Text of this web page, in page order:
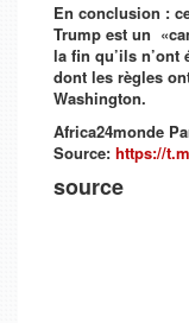
En conclusion :
Trump est un
la fin qu’ils n’ont
dont les règles
Washington.
Africa24monde
Source: https://
source